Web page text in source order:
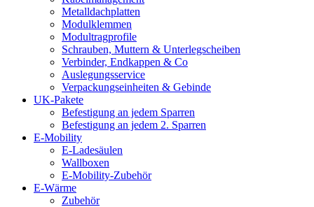
Metalldachplatten
Modulklemmen
Modultragprofile
Schrauben, Muttern & Unterlegscheiben
Verbinder, Endkappen & Co
Auslegungsservice
Verpackungseinheiten & Gebinde
UK-Pakete
Befestigung an jedem Sparren
Befestigung an jedem 2. Sparren
E-Mobility
E-Ladesäulen
Wallboxen
E-Mobility-Zubehör
E-Wärme
Zubehör